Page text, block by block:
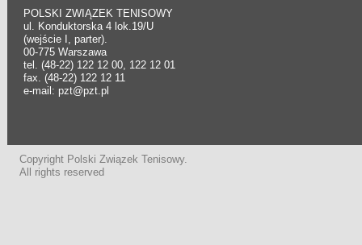
POLSKI ZWIĄZEK TENISOWY
ul. Konduktorska 4 lok.19/U
(wejście I, parter).
00-775 Warszawa
tel. (48-22) 122 12 00, 122 12 01
fax. (48-22) 122 12 11
e-mail: pzt@pzt.pl
Copyright Polski Związek Tenisowy.
All rights reserved